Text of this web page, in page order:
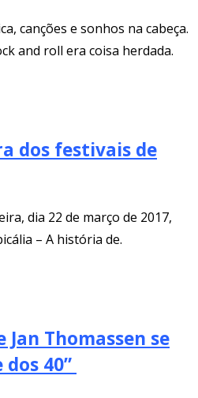
canções e sonhos na cabeça.
and roll era coisa herdada.
dos festivais de
dia 22 de março de 2017,
– A história de.
Thomassen se
40”